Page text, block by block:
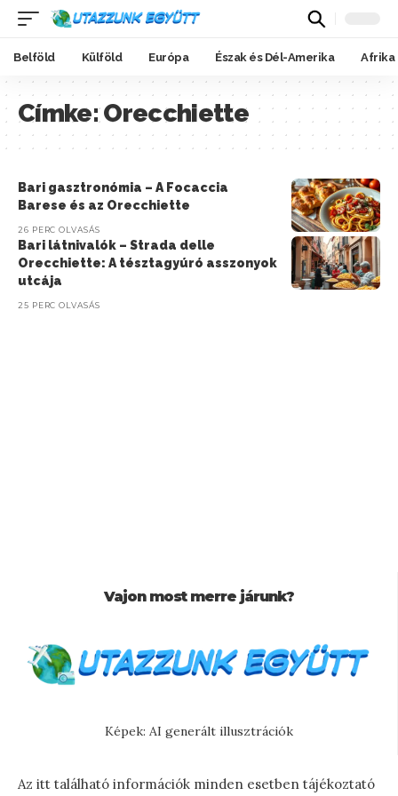
Belföld Külföld Európa Észak és Dél-Amerika Afrika
Címke:Orecchiette
Bari gasztronómia – A Focaccia
Barese és az Orecchiette
26 PERC OLVASÁS
Bari látnivalók – Strada delle
Orecchiette: A tésztagyúró asszonyok
utcája
25 PERC OLVASÁS
Vajon most merre járunk?
Képek: AI generált illusztrációk
Az itt található információk minden esetben tájékoztató